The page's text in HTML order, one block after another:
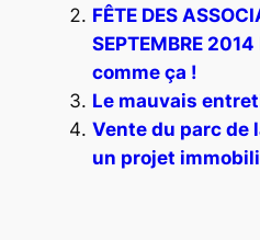
FÊTE DES
SEPTEMBRE
comme ça !
Le mauvais
Vente du parc de
un projet